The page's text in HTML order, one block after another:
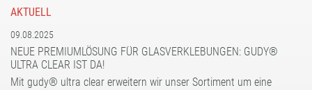
AKTUELL
09.08.2025
NEUE PREMIUMLÖSUNG FÜR GLASVERKLEBUNGEN: GUDY®
ULTRA CLEAR IST DA!
Mit gudy® ultra clear erweitern wir unser Sortiment um eine